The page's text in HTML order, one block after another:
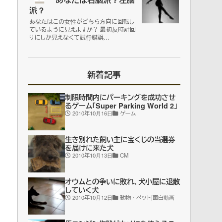
派？
あなたはこの女性がどちら方向に回転し
ているように見えますか？ 最初反時計回
りにしか見えなくて試行錯誤…
新着記事
制限時間内にパーキングを成功させ
るゲーム「Super Parking World 2」
2010年10月16日 ゲーム
生き別れた飼い主に宝くじの当選券
を届けに来た犬
2010年10月13日 CM
オウムとの争いに敗れ、犬小屋に退散
していく犬
2010年10月12日 動物・ペット|面白動画